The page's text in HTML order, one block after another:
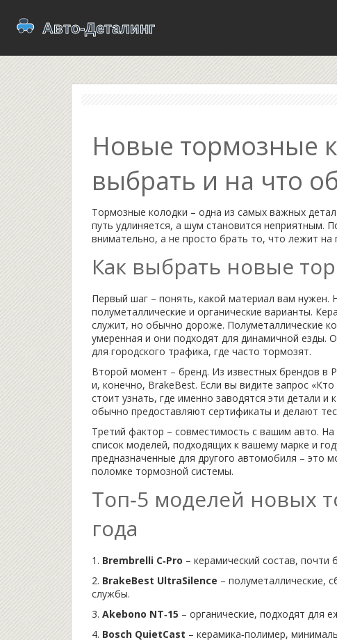
Новые тормозные
выбрать и на что
Тормозные колодки – одна из самых важных
путь удлиняется, а шум становится неприятным.
внимательно, а не просто брать то, что лежит на
Как выбрать новые
Первый шаг – понять, какой материал вам нужен.
полуметаллические и органические варианты.
служит, но обычно дороже. Полуметаллические
умеренная и они подходят для динамичной езды.
для городского трафика, где часто тормозят.
Второй момент – бренд. Из известных брендов в
и, конечно, BrakeBest. Если вы видите запрос
стоит узнать, где именно заводятся эти детали
обычно предоставляют сертификаты и делают
Третий фактор – совместимость с вашим авто.
список моделей, подходящих к вашему марке и
предназначенные для другого автомобиля – это
поломке тормозной системы.
Топ‑5 моделей новых
года
1. Brembrelli C‑Pro – керамический состав, почти
2. BrakeBest UltraSilence – полуметаллические,
службы.
3. Akebono NT‑15 – органические, подходят для
4. Bosch QuietCast – керамика‑полимер,